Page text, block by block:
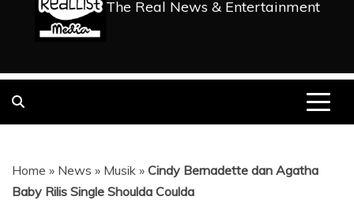
The Real News & Entertainment
Home » News » Musik » Cindy Bernadette dan Agatha
Baby Rilis Single Shoulda Coulda